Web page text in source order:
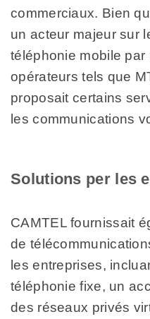
commerciaux. Bien
un acteur majeur sur
téléphonie mobile par
opérateurs tels que
proposait certains
les communications
Solutions per les
CAMTEL fournissait
de
les entreprises,
téléphonie fixe, un
des réseaux privés